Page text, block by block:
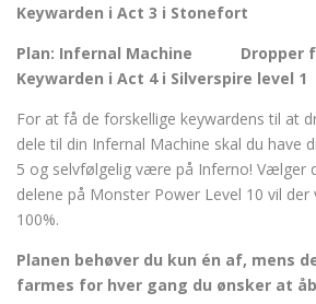
Keywarden i Act 3 i Stonefort
Plan: Infernal Machine Dropper
Keywarden i Act 4 i Silverspire level 1
For at få de forskellige keywardens til at
dele til din Infernal Machine skal du have
5 og selvfølgelig være på Inferno! Vælger
delene på Monster Power Level 10 vil
100%.
Planen behøver du kun én af, mens
farmes for hver gang du ønsker at